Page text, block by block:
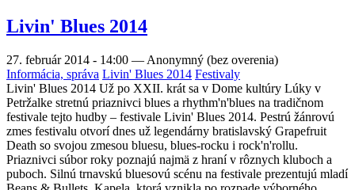
Livin' Blues 2014
27. február 2014 - 14:00 — Anonymný (bez overenia)
Informácia, správa Livin' Blues 2014 Festivaly
Livin' Blues 2014 Už po XXII. krát sa v Dome kultúry Lúky v
Petržalke stretnú priaznivci blues a rhythm'n'blues na tradičnom
festivale tejto hudby – festivale Livin' Blues 2014. Pestrú žánrovú
zmes festivalu otvorí dnes už legendárny bratislavský Grapefruit
Death so svojou zmesou bluesu, blues-rocku i rock'n'rollu.
Priaznivci súbor roky poznajú najmä z hraní v rôznych kluboch a
puboch. Silnú trnavskú bluesovú scénu na festivale prezentujú mladí